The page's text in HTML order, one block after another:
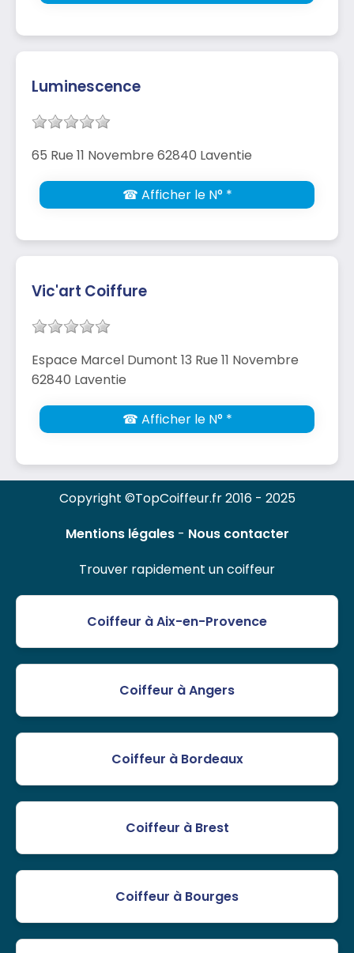
Luminescence
65 Rue 11 Novembre 62840 Laventie
☎ Afficher le N° *
Vic'art Coiffure
Espace Marcel Dumont 13 Rue 11 Novembre
62840 Laventie
☎ Afficher le N° *
Copyright ©TopCoiffeur.fr 2016 - 2025
Mentions légales- Nous contacter
Trouver rapidement un coiffeur
Coiffeur à Aix-en-Provence
Coiffeur à Angers
Coiffeur à Bordeaux
Coiffeur à Brest
Coiffeur à Bourges